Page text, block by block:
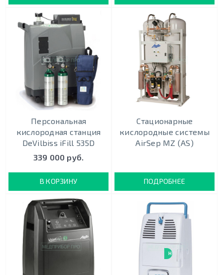
Персональная
кислородная станция
DeVilbiss iFill 535D
339 000 руб.
В КОРЗИНУ
Стационарные
кислородные системы
AirSep MZ (AS)
ПОДРОБНЕЕ
НОВИНКА